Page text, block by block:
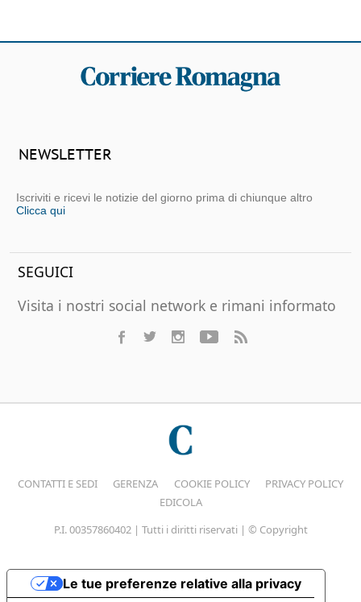
NEWSLETTER
Iscriviti e ricevi le notizie del giorno prima di chiunque altro
Clicca qui
SEGUICI
Visita i nostri social network e rimani informato
CONTATTI E SEDI GERENZA COOKIE POLICY
PRIVACY POLICY
EDICOLA
P.I. 00357860402 | Tutti i diritti riservati | © Copyright
Le tue preferenze relative alla privacy